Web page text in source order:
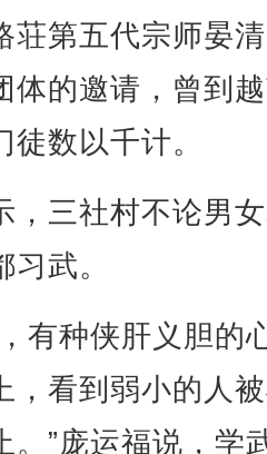
荘第五代宗师晏
体的邀请，曾到
数以千计。
三社村不论男
武。
种侠肝义胆的
，看到弱小的人
。”庞运福说，学